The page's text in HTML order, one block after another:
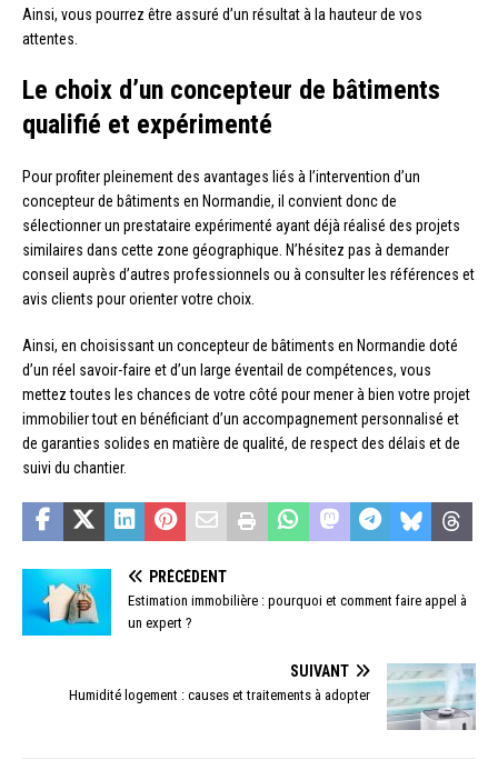
Ainsi, vous pourrez être assuré d’un résultat à la hauteur de vos
attentes.
Le choix d’un concepteur de bâtiments
qualifié et expérimenté
Pour profiter pleinement des avantages liés à l’intervention d’un
concepteur de bâtiments en Normandie, il convient donc de
sélectionner un prestataire expérimenté ayant déjà réalisé des projets
similaires dans cette zone géographique. N’hésitez pas à demander
conseil auprès d’autres professionnels ou à consulter les références et
avis clients pour orienter votre choix.
Ainsi, en choisissant un concepteur de bâtiments en Normandie doté
d’un réel savoir-faire et d’un large éventail de compétences, vous
mettez toutes les chances de votre côté pour mener à bien votre projet
immobilier tout en bénéficiant d’un accompagnement personnalisé et
de garanties solides en matière de qualité, de respect des délais et de
suivi du chantier.
PRÉCÉDENT
Estimation immobilière : pourquoi et comment faire appel à
un expert ?
SUIVANT
Humidité logement : causes et traitements à adopter